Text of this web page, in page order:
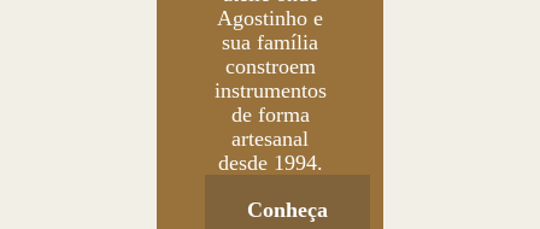
Agostinho e
sua família
constroem
instrumentos
de forma
artesanal
desde 1994.
Conheça